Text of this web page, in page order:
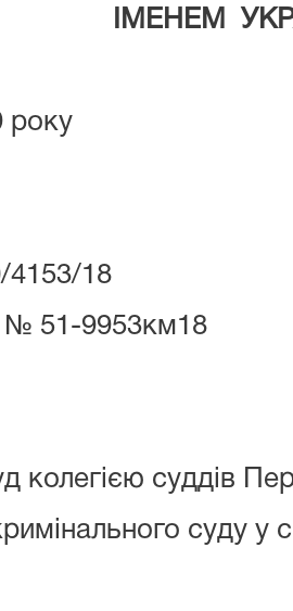
ІМЕНЕМ
року
4153/18
№ 51-9953км18
колегією суддів
суду у